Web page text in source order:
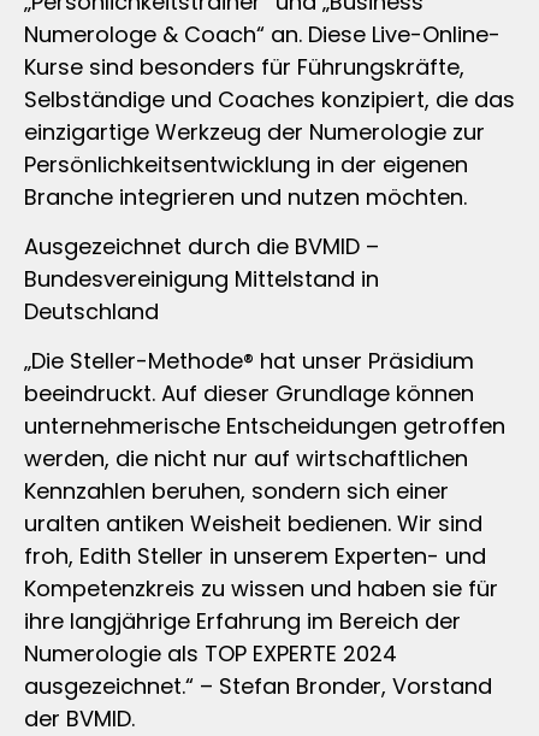
Numerologe & Coach“ an. Diese Live-Online-
Kurse sind besonders für Führungskräfte,
Selbständige und Coaches konzipiert, die das
einzigartige Werkzeug der Numerologie zur
Persönlichkeitsentwicklung in der eigenen
Branche integrieren und nutzen möchten.
Ausgezeichnet durch die BVMID –
Bundesvereinigung Mittelstand in
Deutschland
„Die Steller-Methode® hat unser Präsidium
beeindruckt. Auf dieser Grundlage können
unternehmerische Entscheidungen getroffen
werden, die nicht nur auf wirtschaftlichen
Kennzahlen beruhen, sondern sich einer
uralten antiken Weisheit bedienen. Wir sind
froh, Edith Steller in unserem Experten- und
Kompetenzkreis zu wissen und haben sie für
ihre langjährige Erfahrung im Bereich der
Numerologie als TOP EXPERTE 2024
ausgezeichnet.“ – Stefan Bronder, Vorstand
der BVMID.